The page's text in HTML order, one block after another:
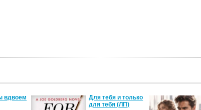
вдвоем
Для тебя и только
для тебя (ЛП)